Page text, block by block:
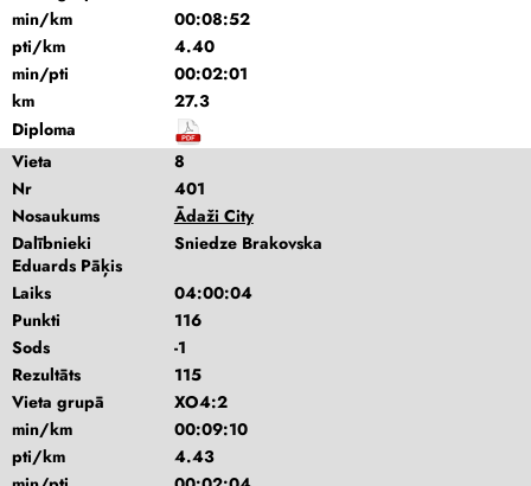
min/km
00:08:52
pti/km
4.40
min/pti
00:02:01
km
27.3
Diploma
Vieta
8
Nr
401
Nosaukums
Ādaži City
Dalībnieki
Sniedze Brakovska
Eduards Pāķis
Laiks
04:00:04
Punkti
116
Sods
-1
Rezultāts
115
Vieta grupā
XO4:2
min/km
00:09:10
pti/km
4.43